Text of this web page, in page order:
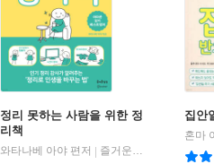
정리 못하는 사람을 위한 정
리책
와타나베 아야 편저
즐거운상상
집안